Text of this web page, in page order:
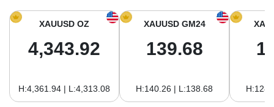
Precio del Oro hoy en América del sur
XAUUSD OZ
4,343.92
H:4,361.94 | L:4,313.08
XAUUSD GM24
139.68
H:140.26 | L:138.68